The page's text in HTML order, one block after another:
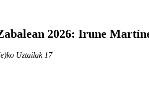
2026: Irune
Uztailak 17